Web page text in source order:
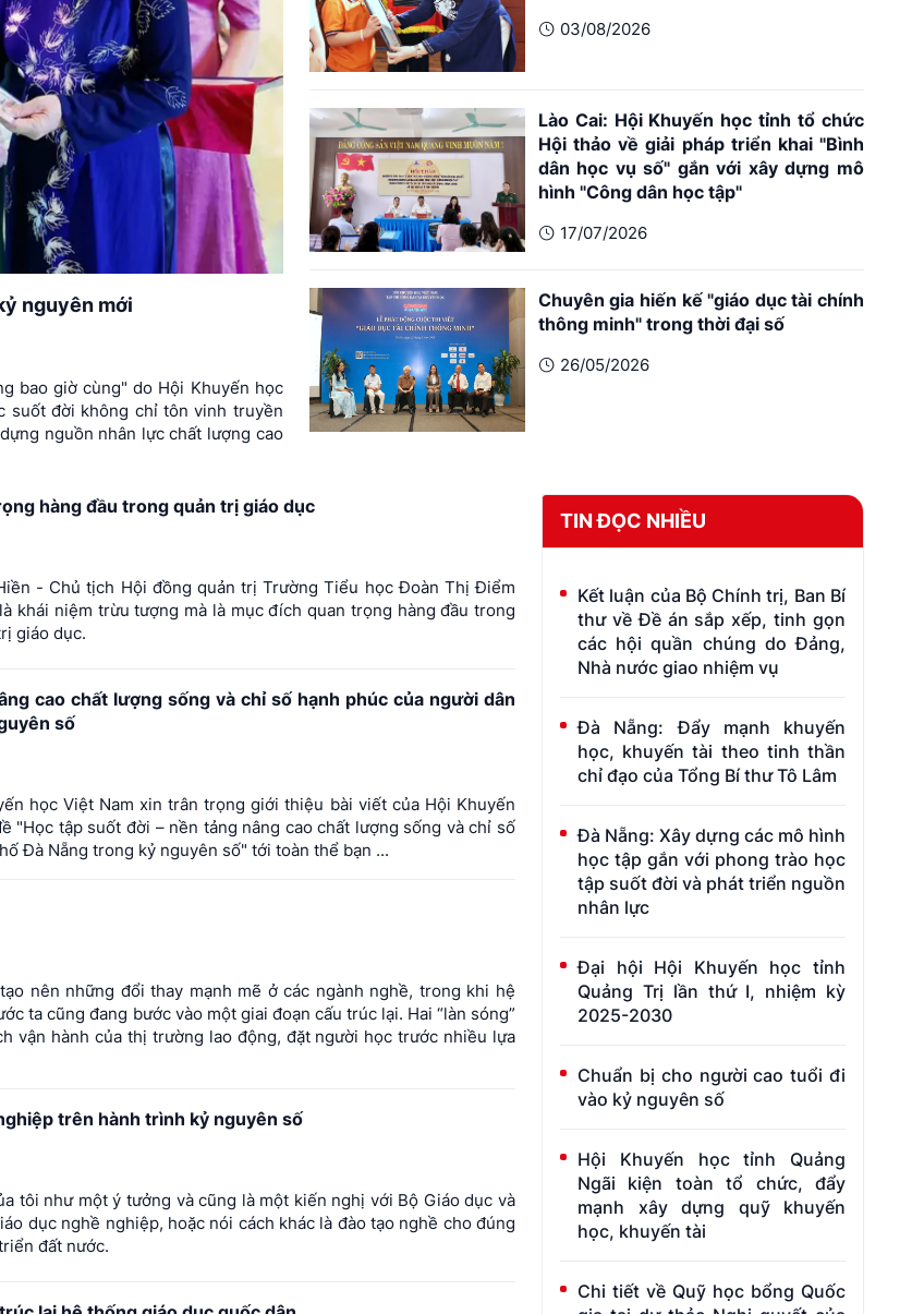
nguyên mới
bao giờ cùng" do Hội Khuyến học
suốt đời không chỉ tôn vinh truyền
nguồn nhân lực chất lượng cao
03/08/2026
Lào Cai: Hội Khuyến học tỉnh tổ chức
Hội thảo về giải pháp triển khai "Bình
dân học vụ số" gắn với xây dựng mô
hình "Công dân học tập"
17/07/2026
Chuyên gia hiến kế "giáo dục tài chính
thông minh" trong thời đại số
26/05/2026
hàng đầu trong quản trị giáo dục
- Chủ tịch Hội đồng quản trị Trường Tiểu học Đoàn Thị Điểm
khái niệm trừu tượng mà là mục đích quan trọng hàng đầu trong
giáo dục.
cao chất lượng sống và chỉ số hạnh phúc của người dân
số
học Việt Nam xin trân trọng giới thiệu bài viết của Hội Khuyến
"Học tập suốt đời – nền tảng nâng cao chất lượng sống và chỉ số
Đà Nẵng trong kỷ nguyên số" tới toàn thể bạn ...
nên những đổi thay mạnh mẽ ở các ngành nghề, trong khi hệ
ta cũng đang bước vào một giai đoạn cấu trúc lại. Hai “làn sóng”
vận hành của thị trường lao động, đặt người học trước nhiều lựa
trên hành trình kỷ nguyên số
tôi như một ý tưởng và cũng là một kiến nghị với Bộ Giáo dục và
dục nghề nghiệp, hoặc nói cách khác là đào tạo nghề cho đúng
đất nước.
TIN ĐỌC NHIỀU
Kết luận của Bộ Chính trị, Ban Bí
thư về Đề án sắp xếp, tinh gọn
các hội quần chúng do Đảng,
Nhà nước giao nhiệm vụ
Đà Nẵng: Đẩy mạnh khuyến
học, khuyến tài theo tinh thần
chỉ đạo của Tổng Bí thư Tô Lâm
Đà Nẵng: Xây dựng các mô hình
học tập gắn với phong trào học
tập suốt đời và phát triển nguồn
nhân lực
Đại hội Hội Khuyến học tỉnh
Quảng Trị lần thứ I, nhiệm kỳ
2025-2030
Chuẩn bị cho người cao tuổi đi
vào kỷ nguyên số
Hội Khuyến học tỉnh Quảng
Ngãi kiện toàn tổ chức, đẩy
mạnh xây dựng quỹ khuyến
học, khuyến tài
Chi tiết về Quỹ học bổng Quốc